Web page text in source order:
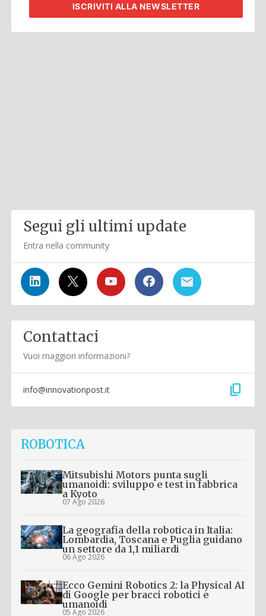
ISCRIVITI ALLA NEWSLETTER
Segui gli ultimi update
Entra nella community
Contattaci
Vuoi maggiori informazioni?
info@innovationpost.it content_copy
ROBOTICA
Mitsubishi Motors punta sugli
umanoidi: sviluppo e test in fabbrica
a Kyoto
07 Ago 2026
La geografia della robotica in Italia:
Lombardia, Toscana e Puglia guidano
un settore da 1,1 miliardi
06 Ago 2026
Ecco Gemini Robotics 2: la Physical AI
di Google per bracci robotici e
umanoidi
05 Ago 2026